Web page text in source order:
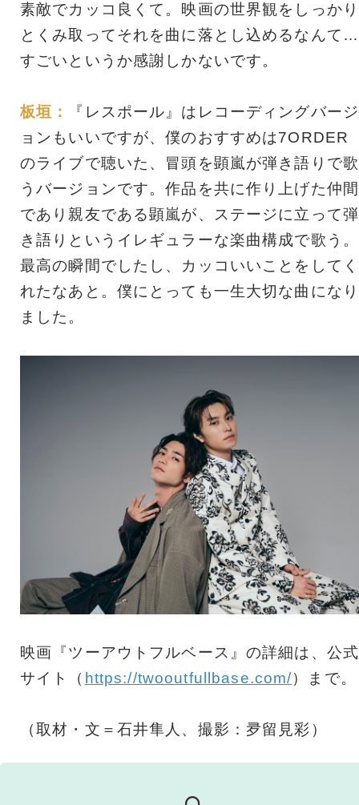
素敵でカッコ良くて。映画の世界観をしっかり
とくみ取ってそれを曲に落とし込めるなんて…
すごいというか感謝しかないです。
板垣：
『レスポール』はレコーディングバージ
ョンもいいですが、僕のおすすめは7ORDER
のライブで聴いた、冒頭を顕嵐が弾き語りで歌
うバージョンです。作品を共に作り上げた仲間
であり親友である顕嵐が、ステージに立って弾
き語りというイレギュラーな楽曲構成で歌う。
最高の瞬間でしたし、カッコいいことをしてく
れたなあと。僕にとっても一生大切な曲になり
ました。
映画『ツーアウトフルベース』の詳細は、公式
サイト（ https://twooutfullbase.com/）まで。
（取材・文＝石井隼人、撮影：夛留見彩）